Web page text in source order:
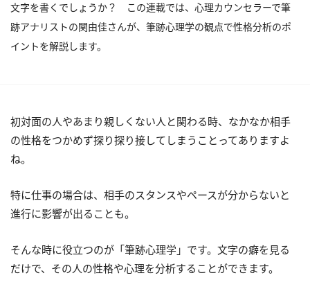
文字を書くでしょうか？ この連載では、心理カウンセラーで筆
跡アナリストの関由佳さんが、筆跡心理学の観点で性格分析のポ
イントを解説します。
初対面の人やあまり親しくない人と関わる時、なかなか相手
の性格をつかめず探り探り接してしまうことってありますよ
ね。
特に仕事の場合は、相手のスタンスやペースが分からないと
進行に影響が出ることも。
そんな時に役立つのが「筆跡心理学」です。文字の癖を見る
だけで、その人の性格や心理を分析することができます。